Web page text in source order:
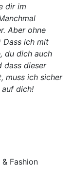
dir im
Aber ohne
Dass ich mit
du dich auch
dass dieser
muss ich sicher
dich!
Fashion